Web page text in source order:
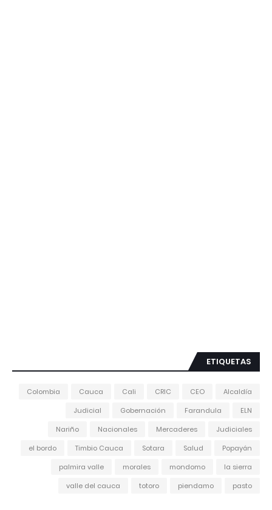
ETIQUETAS
Alcaldía
CEO
CRIC
Cali
Cauca
Colombia
ELN
Farandula
Gobernación
Judicial
Judiciales
Mercaderes
Nacionales
Nariño
Popayán
Salud
Sotara
Timbio Cauca
el bordo
la sierra
mondomo
morales
palmira valle
pasto
piendamo
totoro
valle del cauca